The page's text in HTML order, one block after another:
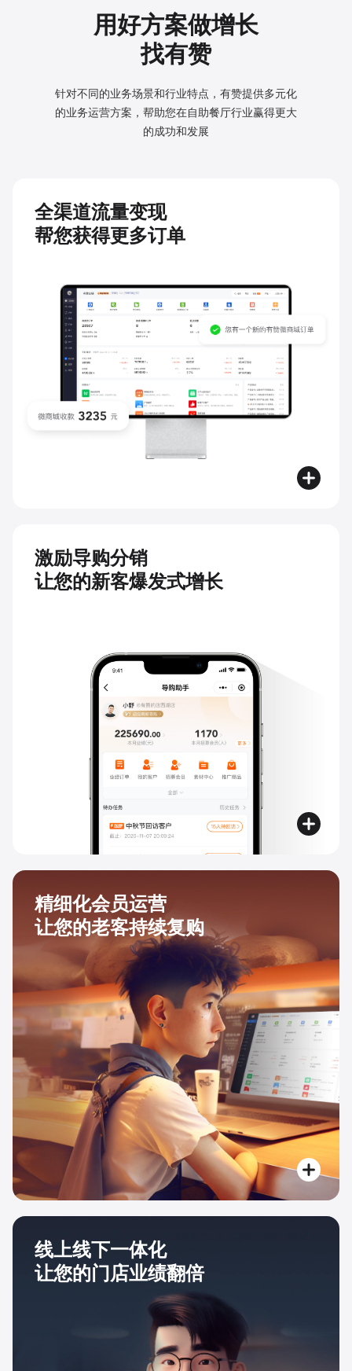
用好方案做增长
找有赞
针对不同的业务场景和行业特点，有赞提供多元化
的业务运营方案，帮助您在自助餐厅行业赢得更大
的成功和发展
全渠道流量变现
帮您获得更多订单
激励导购分销
让您的新客爆发式增长
精细化会员运营
让您的老客持续复购
线上线下一体化
让您的门店业绩翻倍